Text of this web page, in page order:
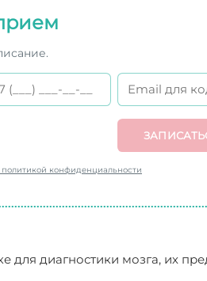
конфиденциальности
для диагностики мозга, их